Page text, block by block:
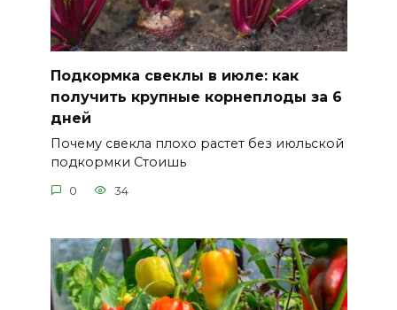
Подкормка свеклы в июле: как
получить крупные корнеплоды за 6
дней
Почему свекла плохо растет без июльской
подкормки Стоишь
0 34